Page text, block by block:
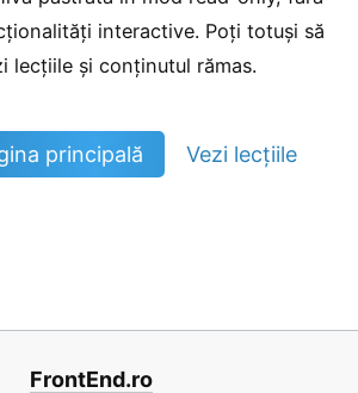
interactive. Poți totuși să
lecțiile și conținutul rămas.
principală Vezi lecțiile
FrontEnd.ro